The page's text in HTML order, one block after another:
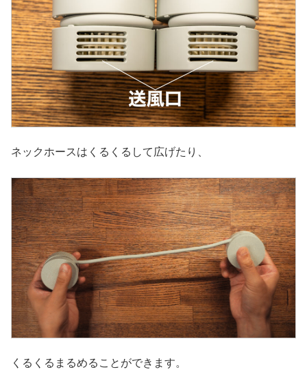
ネックホースはくるくるして広げたり、
くるくるまるめることができます。